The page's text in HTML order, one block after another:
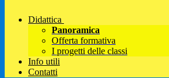
Didattica
Panoramica
Offerta formativa
I progetti delle classi
Info utili
Contatti